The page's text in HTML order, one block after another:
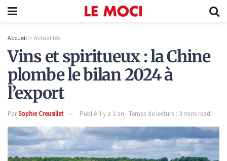
Accueil Actualités
Vins et spiritueux : la Chine
plombe le bilan 2024 à
l’export
ParSophie Creusillet Publié il y a 1 an Temps de lecture : 3 mins read